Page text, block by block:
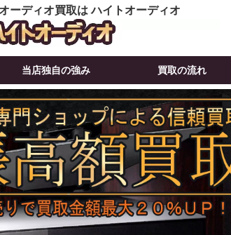
ーディオ買取は ハイトオーディオ
当店独自の強み 買取の流れ